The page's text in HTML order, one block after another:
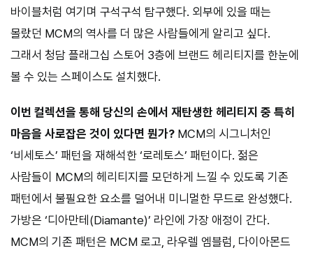
바이블처럼 여기며 구석구석 탐구했다. 외부에 있을 때는
몰랐던 MCM의 역사를 더 많은 사람들에게 알리고 싶다.
그래서 청담 플래그십 스토어 3층에 브랜드 헤리티지를 한눈에
볼 수 있는 스페이스도 설치했다.
이번 컬렉션을 통해 당신의 손에서 재탄생한 헤리티지 중 특히
마음을 사로잡은 것이 있다면 뭔가? MCM의 시그니처인
‘비세토스’ 패턴을 재해석한 ‘로레토스’ 패턴이다. 젊은
사람들이 MCM의 헤리티지를 모던하게 느낄 수 있도록 기존
패턴에서 불필요한 요소를 덜어내 미니멀한 무드로 완성했다.
가방은 ‘디아만테(Diamante)’ 라인에 가장 애정이 간다.
MCM의 기존 패턴은 MCM 로고, 라우렐 엠블럼, 다이아몬드